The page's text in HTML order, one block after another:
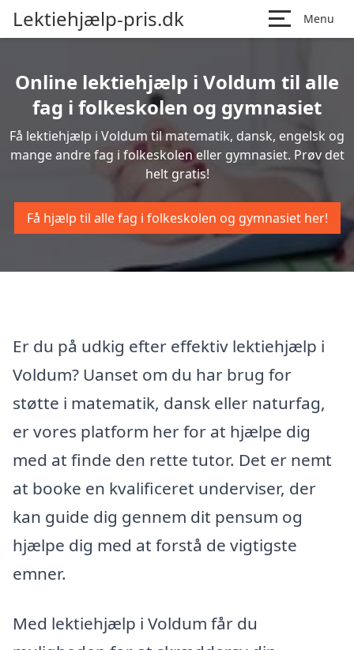
Lektiehjælp-pris.dk Menu
Online lektiehjælp i Voldum til alle
fag i folkeskolen og gymnasiet
Få lektiehjælp i Voldum til matematik, dansk, engelsk og
mange andre fag i folkeskolen eller gymnasiet. Prøv det
helt gratis!
Få hjælp til alle fag i folkeskolen og gymnasiet her!
Er du på udkig efter effektiv lektiehjælp i
Voldum? Uanset om du har brug for
støtte i matematik, dansk eller naturfag,
er vores platform her for at hjælpe dig
med at finde den rette tutor. Det er nemt
at booke en kvalificeret underviser, der
kan guide dig gennem dit pensum og
hjælpe dig med at forstå de vigtigste
emner.
Med lektiehjælp i Voldum får du